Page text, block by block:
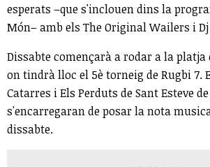
esperats –que s'inclouen dins la
Món– amb els The Original Wailers i
Dissabte començarà a rodar a la
on tindrà lloc el 5è torneig de Rugbi 7.
Catarres i Els Perduts de Sant Esteve
s'encarregaran de posar la nota
dissabte.